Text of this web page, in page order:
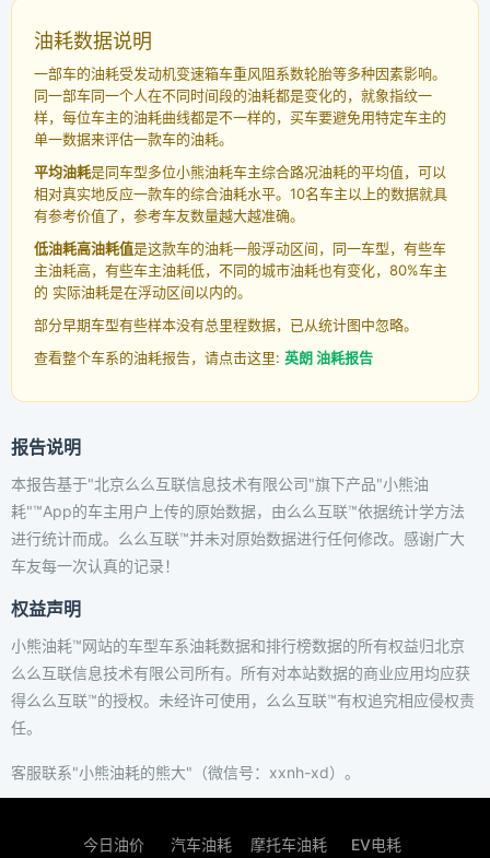
油耗数据说明
一部车的油耗受发动机变速箱车重风阻系数轮胎等多种因素影响。
同一部车同一个人在不同时间段的油耗都是变化的，就象指纹一
样，每位车主的油耗曲线都是不一样的，买车要避免用特定车主的
单一数据来评估一款车的油耗。
平均油耗是同车型多位小熊油耗车主综合路况油耗的平均值，可以
相对真实地反应一款车的综合油耗水平。10名车主以上的数据就具
有参考价值了，参考车友数量越大越准确。
低油耗高油耗值是这款车的油耗一般浮动区间，同一车型，有些车
主油耗高，有些车主油耗低，不同的城市油耗也有变化，80%车主
的 实际油耗是在浮动区间以内的。
部分早期车型有些样本没有总里程数据，已从统计图中忽略。
查看整个车系的油耗报告，请点击这里: 英朗 油耗报告
报告说明
本报告基于"北京么么互联信息技术有限公司"旗下产品"小熊油
耗"™App的车主用户上传的原始数据，由么么互联™依据统计学方法
进行统计而成。么么互联™并未对原始数据进行任何修改。感谢广大
车友每一次认真的记录！
权益声明
小熊油耗™网站的车型车系油耗数据和排行榜数据的所有权益归北京
么么互联信息技术有限公司所有。所有对本站数据的商业应用均应获
得么么互联™的授权。未经许可使用，么么互联™有权追究相应侵权责
任。
客服联系"小熊油耗的熊大"（微信号：xxnh-xd）。
今日油价 汽车油耗 摩托车油耗 EV电耗